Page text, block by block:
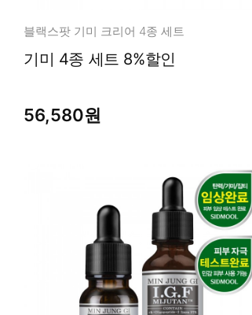
블랙스팟 기미 크리어 4종 세트
기미 4종 세트 8%할인
56,580원